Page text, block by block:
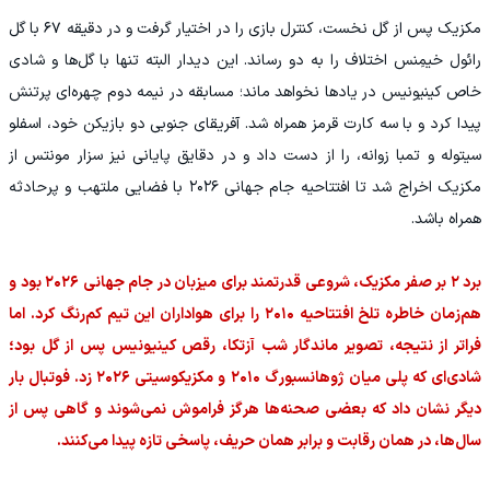
مکزیک پس از گل نخست، کنترل بازی را در اختیار گرفت و در دقیقه ۶۷ با گل
رائول خیمِنس اختلاف را به دو رساند. این دیدار البته تنها با گل‌ها و شادی
خاص کینیونیس در یادها نخواهد ماند؛ مسابقه در نیمه دوم چهره‌ای پرتنش
پیدا کرد و با سه کارت قرمز همراه شد. آفریقای جنوبی دو بازیکن خود، اسفلو
سیتوله و تمبا زوانه، را از دست داد و در دقایق پایانی نیز سزار مونتس از
مکزیک اخراج شد تا افتتاحیه جام جهانی ۲۰۲۶ با فضایی ملتهب و پرحادثه
همراه باشد.
برد ۲ بر صفر مکزیک، شروعی قدرتمند برای میزبان در جام جهانی ۲۰۲۶ بود و
هم‌زمان خاطره تلخ افتتاحیه ۲۰۱۰ را برای هواداران این تیم کم‌رنگ کرد. اما
فراتر از نتیجه، تصویر ماندگار شب آزتکا، رقص کینیونیس پس از گل بود؛
شادی‌ای که پلی میان ژوهانسبورگ ۲۰۱۰ و مکزیکوسیتی ۲۰۲۶ زد. فوتبال بار
دیگر نشان داد که بعضی صحنه‌ها هرگز فراموش نمی‌شوند و گاهی پس از
سال‌ها، در همان رقابت و برابر همان حریف، پاسخی تازه پیدا می‌کنند.